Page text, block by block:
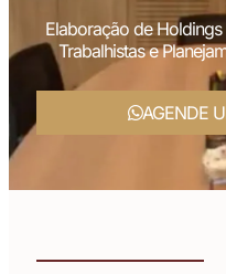
Elaboração de
Trabalhistas e
AGENDE